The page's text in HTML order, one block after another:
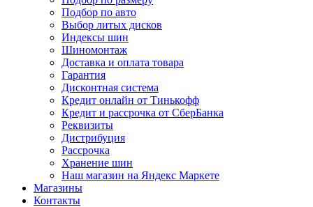
Подбор по авто
Выбор литых дисков
Индексы шин
Шиномонтаж
Доставка и оплата товара
Гарантия
Дисконтная система
Кредит онлайн от Тинькофф
Кредит и рассрочка от СберБанка
Реквизиты
Дистрибуция
Рассрочка
Хранение шин
Наш магазин на Яндекс Маркете
Магазины
Контакты